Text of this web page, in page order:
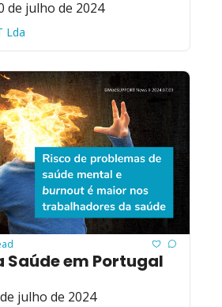
de julho de 2024
Lda
Saúde em Portugal
julho de 2024